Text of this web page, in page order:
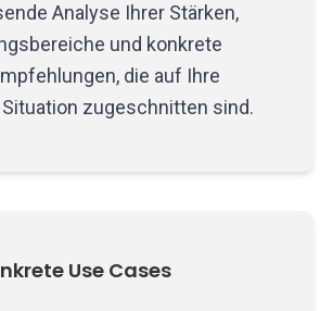
Analyse Ihrer Stärken,
und konkrete
die auf Ihre
zugeschnitten sind.
Use Cases